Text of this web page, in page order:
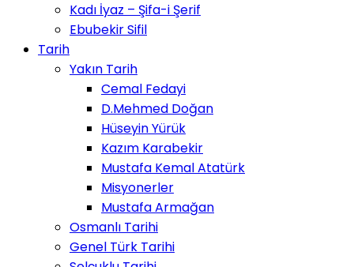
Kadı İyaz – Şifa-i Şerif
Ebubekir Sifil
Tarih
Yakın Tarih
Cemal Fedayi
D.Mehmed Doğan
Hüseyin Yürük
Kazım Karabekir
Mustafa Kemal Atatürk
Misyonerler
Mustafa Armağan
Osmanlı Tarihi
Genel Türk Tarihi